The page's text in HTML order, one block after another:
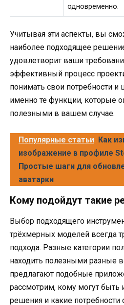
одновременно.
Учитывая эти аспекты, вы
наиболее подходящее
удовлетворит ваши
эффективный процесс
понимать свои потребности и
именно те функции, которые
полезными в вашем случае.
Популярные статьи Как
изображение в профиле
Простые шаги для
аватарки
Кому подойдут такие
Выбор подходящего
трёхмерных моделей всегда
подхода. Разные категории
находить полезными разные
предлагают подобные
рассмотрим, кому могут быть
решения и какие потребности